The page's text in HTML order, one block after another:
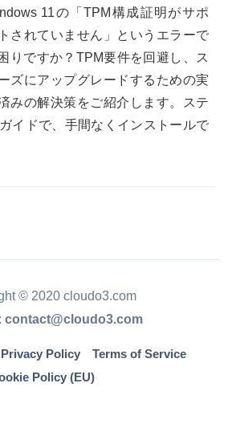
11の「TPM構成証明がサポ
されていません」というエラーで
りですか？TPM要件を回避し、ス
ズにアップグレードするための実
みの解決策をご紹介します。ステ
イドで、手間なくインストールで
© 2020 cloudo3.com
contact@cloudo3.com
Privacy Policy
Terms of Service
Policy (EU)